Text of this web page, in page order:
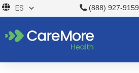
Ir
al
(888) 927-9159